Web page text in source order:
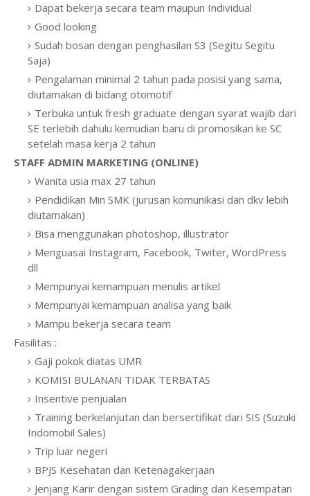
Dapat bekerja secara team maupun Individual
Good looking
Sudah bosan dengan penghasilan S3 (Segitu Segitu
Saja)
Pengalaman minimal 2 tahun pada posisi yang sama,
diutamakan di bidang otomotif
Terbuka untuk fresh graduate dengan syarat wajib dari
SE terlebih dahulu kemudian baru di promosikan ke SC
setelah masa kerja 2 tahun
STAFF ADMIN MARKETING (ONLINE)
Wanita usia max 27 tahun
Pendidikan Min SMK (jurusan komunikasi dan dkv lebih
diutamakan)
Bisa menggunakan photoshop, illustrator
Menguasai Instagram, Facebook, Twiter, WordPress
dll
Mempunyai kemampuan menulis artikel
Mempunyai kemampuan analisa yang baik
Mampu bekerja secara team
Fasilitas :
Gaji pokok diatas UMR
KOMISI BULANAN TIDAK TERBATAS
Insentive penjualan
Training berkelanjutan dan bersertifikat dari SIS (Suzuki
Indomobil Sales)
Trip luar negeri
BPJS Kesehatan dan Ketenagakerjaan
Jenjang Karir dengan sistem Grading dan Kesempatan